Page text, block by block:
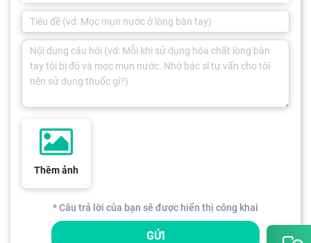
Thêm ảnh
* Câu trả lời của bạn sẽ được hiển thị công khai
GỬI